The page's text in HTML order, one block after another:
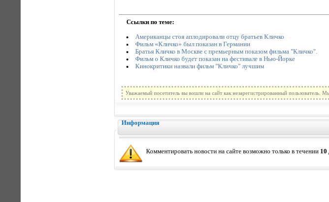
Ссылки по теме:
Американцы стоя аплодировали отцу братьев Кличко
Фильм «Кличко» был показан в Германии
Братья Кличко в Москве с премьерным показом фильма "Кличко".
Фильм о Кличко будет показан на фестивале в Нью-Йорке
Кинокритики назвали фильм "Кличко" лучшим
Уважаемый посетитель вы вошли на сайт как незарегистрированный пользователь.
Информация
Комментировать новости на сайте возможно только в течении 10